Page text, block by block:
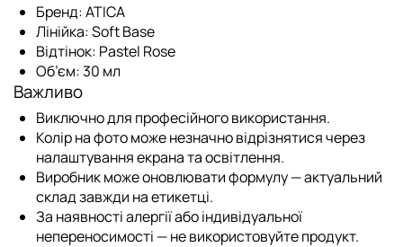
Бренд:ATICA
Лінійка:Soft Base
Відтінок: Pastel Rose
Об’єм:30 мл
Важливо
Виключно для професійного використання.
Колір на фото може незначно відрізнятися через
налаштування екрана та освітлення.
Виробник може оновлювати формулу — актуальний
склад завжди на етикетці.
За наявності алергії або індивідуальної
непереносимості — не використовуйте продукт.